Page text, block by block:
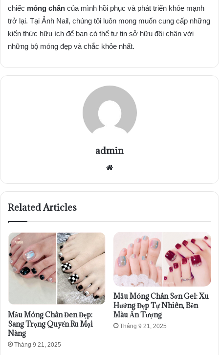
chiếc móng chân của mình hồi phục và phát triển khỏe mạnh
trở lại. Tại Ảnh Nail, chúng tôi luôn mong muốn cung cấp những
kiến thức hữu ích để bạn có thể tự tin sở hữu đôi chân với
những bộ móng đẹp và chắc khỏe nhất.
admin
Website
Related Articles
Mẫu Móng Chân Đen Đẹp:
Sang Trọng Quyến Rũ Mọi
Nàng
Tháng 9 21, 2025
Mẫu Móng Chân Sơn Gel: Xu
Hướng Đẹp Tự Nhiên, Bền
Màu Ấn Tượng
Tháng 9 21, 2025